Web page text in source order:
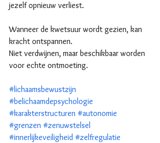
jezelf opnieuw verliest.
Wanneer de kwetsuur wordt gezien, kan
kracht ontspannen.
Niet verdwijnen, maar beschikbaar worden
voor echte ontmoeting.
#lichaamsbewustzijn
#belichaamdepsychologie
#karakterstructuren #autonomie
#grenzen #zenuwstelsel
#innerlijkeveiligheid #zelfregulatie